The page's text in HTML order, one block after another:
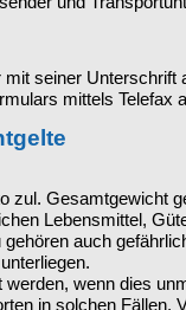
seiner Unterschrift
mittels Telefax
zul. Gesamtgewicht
Lebensmittel,
auch
wenn dies
in solchen Fällen,